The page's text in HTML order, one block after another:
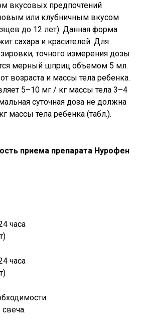
вкусовых предпочтений
или клубничным вкусом
до 12 лет). Данная форма
сахара и красителей. Для
точного измерения дозы
мерный шприц объемом 5 мл.
возраста и массы тела ребенка.
5–10 мг / кг массы тела 3–4
суточная доза не должна
массы тела ребенка (табл.).
приема препарата Нурофен
часа
часа